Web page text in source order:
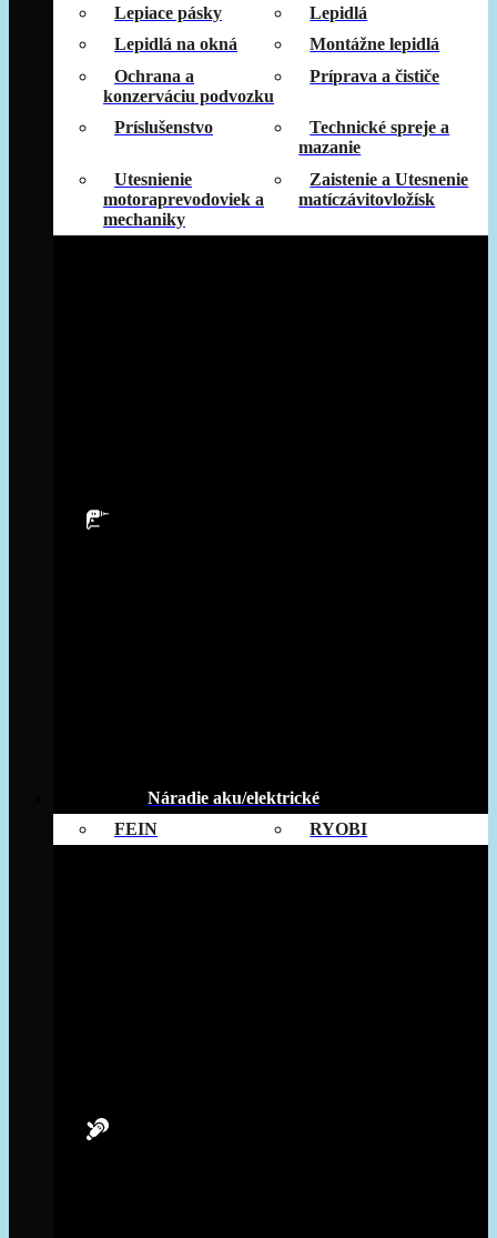
Lepiace pásky
Lepidlá
Lepidlá na okná
Montážne lepidlá
Ochrana a
konzerváciu podvozku
Príprava a čističe
Príslušenstvo
Technické spreje a
mazanie
Utesnienie
motoraprevodoviek a
mechaniky
Zaistenie a Utesnenie
matíczávitovložísk
Náradie aku/elektrické
FEIN
RYOBI